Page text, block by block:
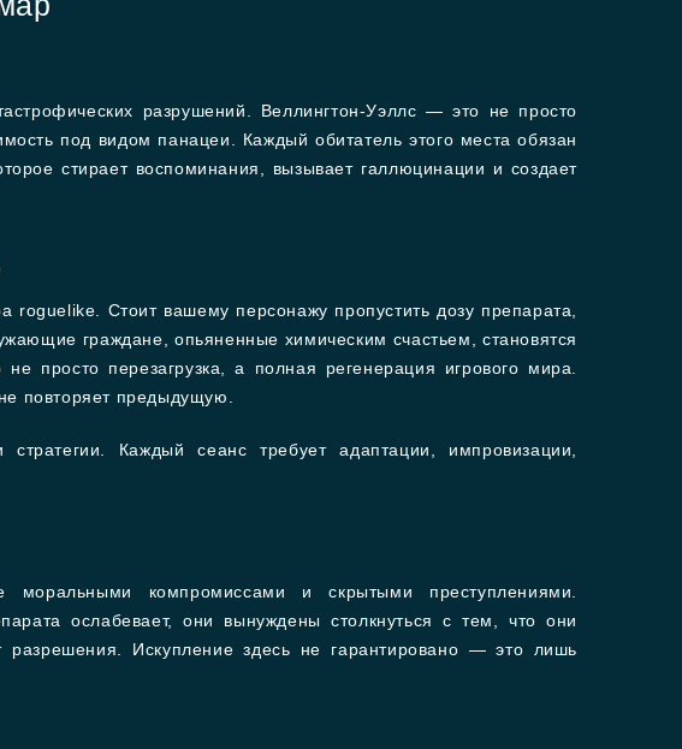
разрушений. Веллингтон-Уэллс — это не просто
под видом панацеи. Каждый обитатель этого места обязан
стирает воспоминания, вызывает галлюцинации и создает
Стоит вашему персонажу пропустить дозу препарата,
граждане, опьяненные химическим счастьем, становятся
просто перезагрузка, а полная регенерация игрового мира.
повторяет предыдущую.
Каждый сеанс требует адаптации, импровизации,
компромиссами и скрытыми преступлениями.
ослабевает, они вынуждены столкнуться с тем, что они
Искупление здесь не гарантировано — это лишь